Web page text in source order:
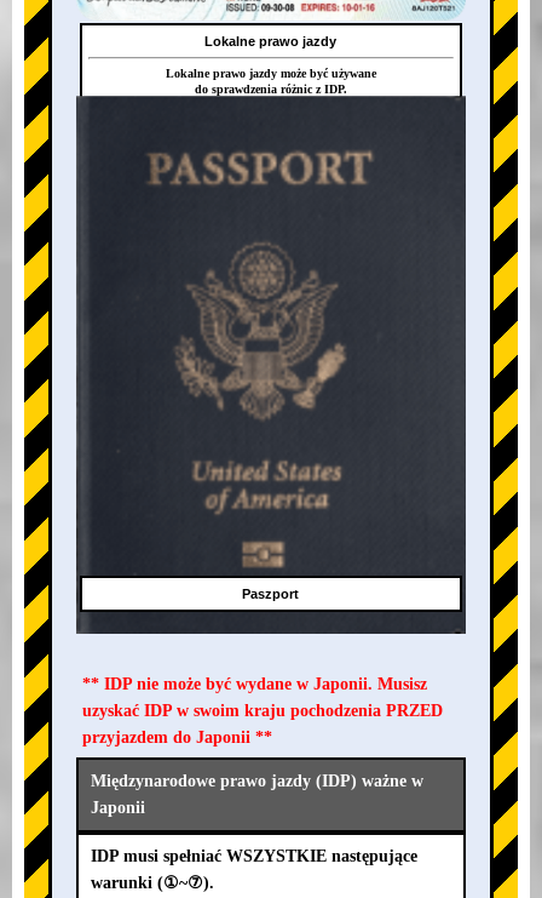
+
Lokalne prawo jazdy
Lokalne prawo jazdy może być używane
do sprawdzenia różnic z IDP.
Paszport
** IDP nie może być wydane w Japonii. Musisz
uzyskać IDP w swoim kraju pochodzenia PRZED
przyjazdem do Japonii **
Międzynarodowe prawo jazdy (IDP) ważne w
Japonii
IDP musi spełniać WSZYSTKIE następujące
warunki (①~⑦).